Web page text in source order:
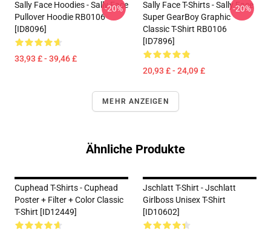
Sally Face Hoodies - Sally Face
Pullover Hoodie RB0106
[ID8096]
33,93 £ - 39,46 £
-20%
Sally Face T-Shirts - Sally Face
Super GearBoy Graphic
Classic T-Shirt RB0106
[ID7896]
20,93 £ - 24,09 £
-20%
MEHR ANZEIGEN
Ähnliche Produkte
Cuphead T-Shirts - Cuphead
Poster + Filter + Color Classic
T-Shirt [ID12449]
Jschlatt T-Shirt - Jschlatt
Girlboss Unisex T-Shirt
[ID10602]